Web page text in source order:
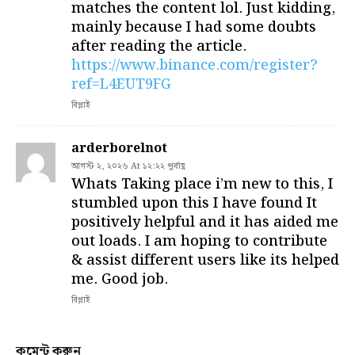
matches the content lol. Just kidding,
mainly because I had some doubts
after reading the article.
https://www.binance.com/register?
ref=L4EUT9FG
রিপ্লাই
arderborelnot
আগস্ট ২, ২০২৬ At ১২:২২ পূর্বাহ্ণ
Whats Taking place i’m new to this, I
stumbled upon this I have found It
positively helpful and it has aided me
out loads. I am hoping to contribute
& assist different users like its helped
me. Good job.
রিপ্লাই
কমেন্ট করুন